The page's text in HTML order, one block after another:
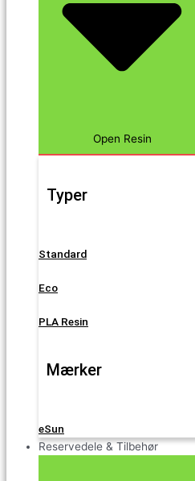
Open Resin
Typer
Standard
Eco
PLA Resin
Mærker
eSun
Reservedele & Tilbehør